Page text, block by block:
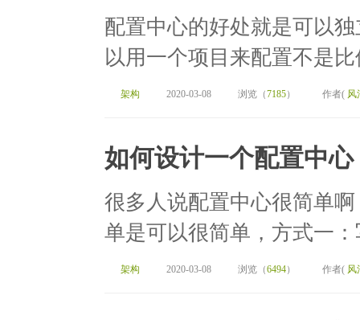
配置中心的好处就是可以
以用一个项目来配置不是
架构 2020-03-08 浏览（7185） 作者( 风
如何设计一个配置中心
很多人说配置中心很简单
单是可以很简单，方式一
架构 2020-03-08 浏览（6494） 作者( 风